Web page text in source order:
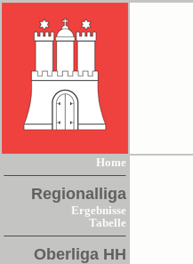
Home
Regionalliga
Ergebnisse
Tabelle
Oberliga HH